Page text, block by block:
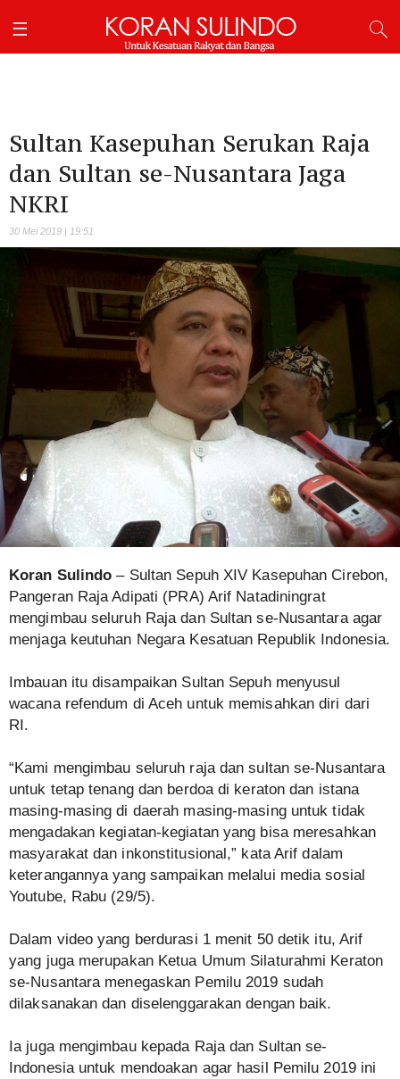
Sultan Kasepuhan Serukan Raja
dan Sultan se-Nusantara Jaga
NKRI
30 Mei 2019 | 19:51
Koran Sulindo – Sultan Sepuh XIV Kasepuhan Cirebon,
Pangeran Raja Adipati (PRA) Arif Natadiningrat
mengimbau seluruh Raja dan Sultan se-Nusantara agar
menjaga keutuhan Negara Kesatuan Republik Indonesia.
Imbauan itu disampaikan Sultan Sepuh menyusul
wacana refendum di Aceh untuk memisahkan diri dari
RI.
“Kami mengimbau seluruh raja dan sultan se-Nusantara
untuk tetap tenang dan berdoa di keraton dan istana
masing-masing di daerah masing-masing untuk tidak
mengadakan kegiatan-kegiatan yang bisa meresahkan
masyarakat dan inkonstitusional,” kata Arif dalam
keterangannya yang sampaikan melalui media sosial
Youtube, Rabu (29/5).
Dalam video yang berdurasi 1 menit 50 detik itu, Arif
yang juga merupakan Ketua Umum Silaturahmi Keraton
se-Nusantara menegaskan Pemilu 2019 sudah
dilaksanakan dan diselenggarakan dengan baik.
Ia juga mengimbau kepada Raja dan Sultan se-
Indonesia untuk mendoakan agar hasil Pemilu 2019 ini